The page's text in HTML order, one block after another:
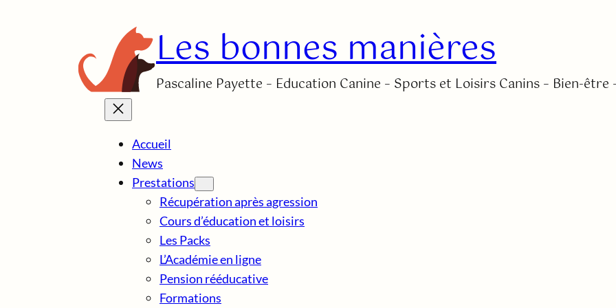
Les bonnes manières
Pascaline Payette – Education Canine – Sports et Loisirs Canins – Bien-être
Accueil
News
Prestations
Récupération après agression
Cours d’éducation et loisirs
Les Packs
L’Académie en ligne
Pension rééducative
Formations